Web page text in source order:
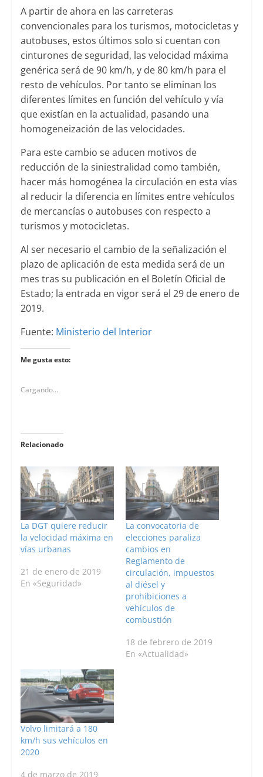
A partir de ahora en las carreteras
convencionales para los turismos, motocicletas y
autobuses, estos últimos solo si cuentan con
cinturones de seguridad, las velocidad máxima
genérica será de 90 km/h, y de 80 km/h para el
resto de vehículos. Por tanto se eliminan los
diferentes límites en función del vehículo y vía
que existían en la actualidad, pasando una
homogeneización de las velocidades.
Para este cambio se aducen motivos de
reducción de la siniestralidad como también,
hacer más homogénea la circulación en esta vías
al reducir la diferencia en límites entre vehículos
de mercancías o autobuses con respecto a
turismos y motocicletas.
Al ser necesario el cambio de la señalización el
plazo de aplicación de esta medida será de un
mes tras su publicación en el Boletín Oficial de
Estado; la entrada en vigor será el 29 de enero de
2019.
Fuente: Ministerio del Interior
Me gusta esto:
Cargando...
Relacionado
La DGT quiere reducir
la velocidad máxima en
vías urbanas
21 de enero de 2019
En «Seguridad»
La convocatoria de
elecciones paraliza
cambios en
Reglamento de
circulación, impuestos
al diésel y
prohibiciones a
vehículos de
combustión
18 de febrero de 2019
En «Actualidad»
Volvo limitará a 180
km/h sus vehículos en
2020
4 de marzo de 2019